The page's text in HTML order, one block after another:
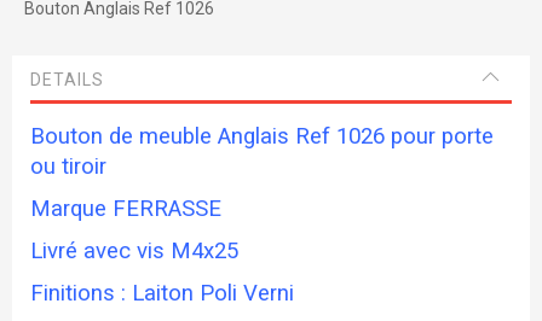
Bouton Anglais Ref 1026
DETAILS
Bouton de meuble Anglais Ref 1026 pour porte
ou tiroir
Marque FERRASSE
Livré avec vis M4x25
Finitions : Laiton Poli Verni